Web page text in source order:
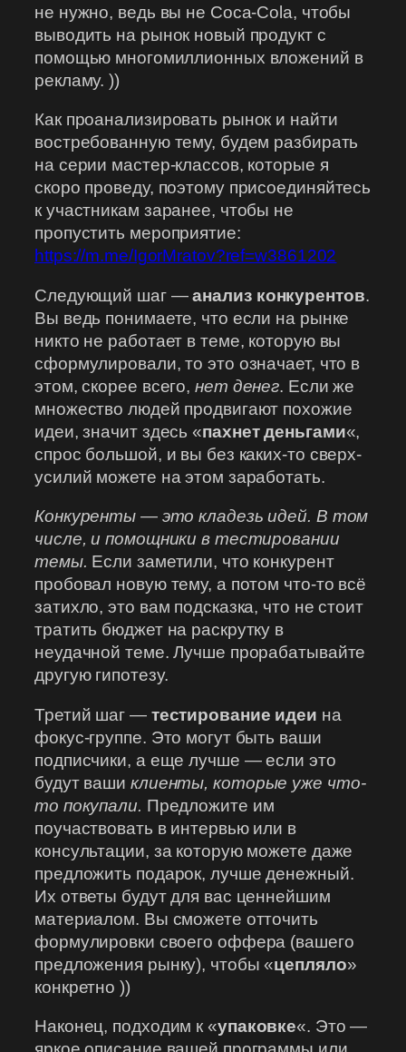
не нужно, ведь вы не Coca-Cola, чтобы
выводить на рынок новый продукт с
помощью многомиллионных вложений в
рекламу. ))
Как проанализировать рынок и найти
востребованную тему, будем разбирать
на серии мастер-классов, которые я
скоро проведу, поэтому присоединяйтесь
к участникам заранее, чтобы не
пропустить мероприятие:
https://m.me/IgorMratov?ref=w3861202
Следующий шаг —анализ конкурентов.
Вы ведь понимаете, что если на рынке
никто не работает в теме, которую вы
сформулировали, то это означает, что в
этом, скорее всего, нет денег. Если же
множество людей продвигают похожие
идеи, значит здесь «пахнет деньгами«,
спрос большой, и вы без каких-то сверх-
усилий можете на этом заработать.
Конкуренты — это кладезь идей. В том
числе, и помощники в тестировании
темы. Если заметили, что конкурент
пробовал новую тему, а потом что-то всё
затихло, это вам подсказка, что не стоит
тратить бюджет на раскрутку в
неудачной теме. Лучше прорабатывайте
другую гипотезу.
Третий шаг — тестирование идеи на
фокус-группе. Это могут быть ваши
подписчики, а еще лучше — если это
будут ваши клиенты, которые уже что-
то покупали. Предложите им
поучаствовать в интервью или в
консультации, за которую можете даже
предложить подарок, лучше денежный.
Их ответы будут для вас ценнейшим
материалом. Вы сможете отточить
формулировки своего оффера (вашего
предложения рынку), чтобы «цепляло»
конкретно ))
Наконец, подходим к «упаковке«. Это —